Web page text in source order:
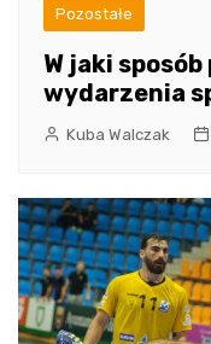
Pozostałe
W jaki
wydarzenia
Kuba Walczak